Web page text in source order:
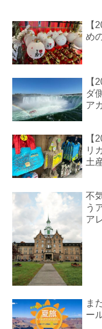
【
め
【
ダ
ア
【
リ
土
不
う
ア
ま
ー